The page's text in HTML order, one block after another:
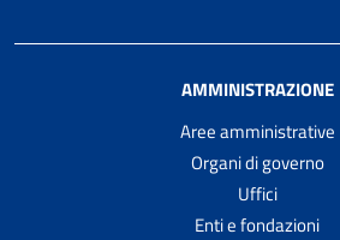
AMMINISTRAZIONE
Aree amministrative
Organi di governo
Uffici
Enti e fondazioni